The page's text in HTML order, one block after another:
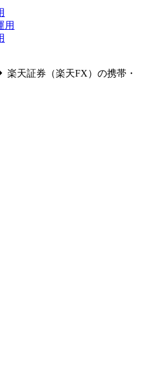
用
楽天証券（楽天FX）の携帯・